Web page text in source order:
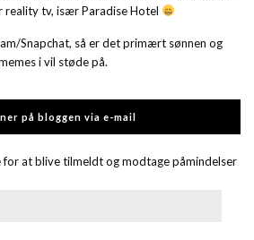
reality tv, især Paradise Hotel
Snapchat, så er det primært sønnen og
i vil støde på.
på bloggen via e-mail
for at blive tilmeldt og modtage påmindelser